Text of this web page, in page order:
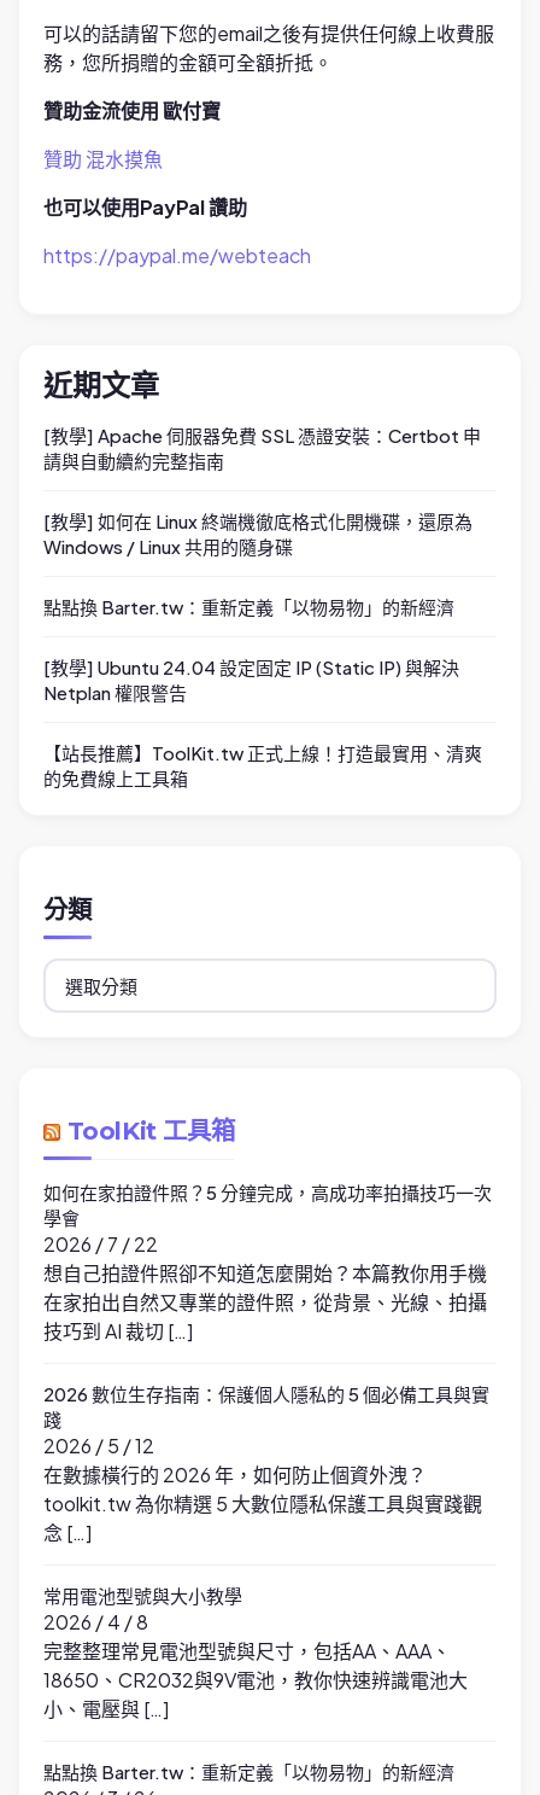
可以的話請留下您的email之後有提供任何線上收費服
務，您所捐贈的金額可全額折抵。
贊助金流使用 歐付寶
贊助 混水摸魚
也可以使用PayPal 讚助
https://paypal.me/webteach
近期文章
[教學] Apache 伺服器免費 SSL 憑證安裝：Certbot 申
請與自動續約完整指南
[教學] 如何在 Linux 終端機徹底格式化開機碟，還原為
Windows / Linux 共用的隨身碟
點點換 Barter.tw：重新定義「以物易物」的新經濟
[教學] Ubuntu 24.04 設定固定 IP (Static IP) 與解決
Netplan 權限警告
【站長推薦】ToolKit.tw 正式上線！打造最實用、清爽
的免費線上工具箱
分類
分
類
ToolKit 工具箱
如何在家拍證件照？5 分鐘完成，高成功率拍攝技巧一次
學會
2026 / 7 / 22
想自己拍證件照卻不知道怎麼開始？本篇教你用手機
在家拍出自然又專業的證件照，從背景、光線、拍攝
技巧到 AI 裁切 […]
2026 數位生存指南：保護個人隱私的 5 個必備工具與實
踐
2026 / 5 / 12
在數據橫行的 2026 年，如何防止個資外洩？
toolkit.tw 為你精選 5 大數位隱私保護工具與實踐觀
念 […]
常用電池型號與大小教學
2026 / 4 / 8
完整整理常見電池型號與尺寸，包括AA、AAA、
18650、CR2032與9V電池，教你快速辨識電池大
小、電壓與 […]
點點換 Barter.tw：重新定義「以物易物」的新經濟